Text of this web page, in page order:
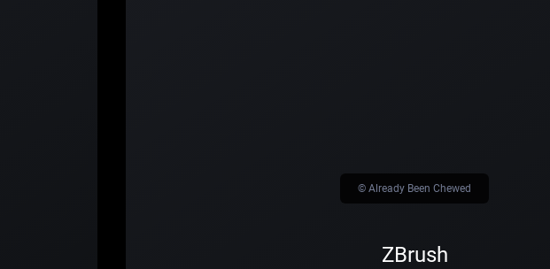
ZBrush
© Already Been Chewed